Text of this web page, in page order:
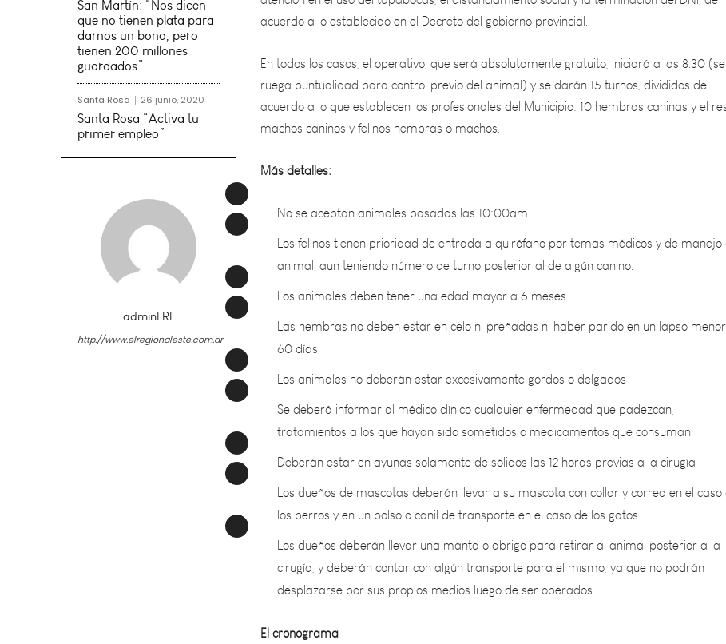
San Martín: “Nos dicen
que no tienen plata para
darnos un bono, pero
tienen 200 millones
guardados”
Santa Rosa 26 junio, 2020
Santa Rosa “Activa tu
primer empleo”
adminERE
http://www.elregionaleste.com.ar
En todos los casos, el operativo, que será absolutamente gratuito, iniciará a las 8.30 (se
ruega puntualidad para control previo del animal) y se darán 15 turnos, divididos de
acuerdo a lo que establecen los profesionales del Municipio: 10 hembras caninas y el resto
machos caninos y felinos hembras o machos.
Más detalles:
No se aceptan animales pasadas las 10:00am.
Los felinos tienen prioridad de entrada a quirófano por temas médicos y de manejo del
animal, aun teniendo número de turno posterior al de algún canino.
Los animales deben tener una edad mayor a 6 meses
Las hembras no deben estar en celo ni preñadas ni haber parido en un lapso menor a
60 días
Los animales no deberán estar excesivamente gordos o delgados
Se deberá informar al médico clínico cualquier enfermedad que padezcan,
tratamientos a los que hayan sido sometidos o medicamentos que consuman
Deberán estar en ayunas solamente de sólidos las 12 horas previas a la cirugía
Los dueños de mascotas deberán llevar a su mascota con collar y correa en el caso de
los perros y en un bolso o canil de transporte en el caso de los gatos.
Los dueños deberán llevar una manta o abrigo para retirar al animal posterior a la
cirugía, y deberán contar con algún transporte para el mismo, ya que no podrán
desplazarse por sus propios medios luego de ser operados
El cronograma